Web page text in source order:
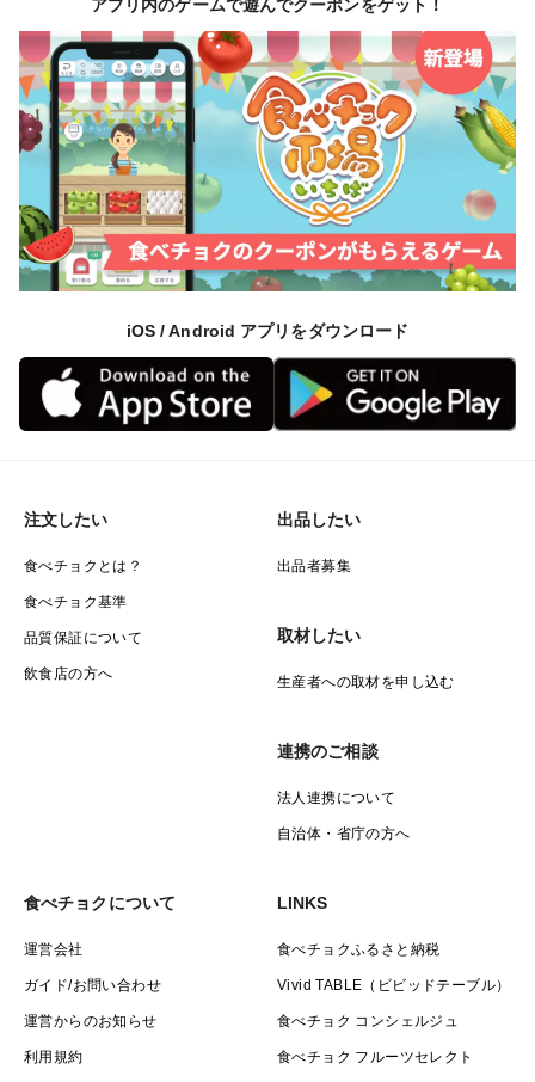
アプリ内のゲームで遊んでクーポンをゲット！
iOS / Android アプリをダウンロード
注文したい
食べチョクとは？
食べチョク基準
品質保証について
飲食店の方へ
出品したい
出品者募集
取材したい
生産者への取材を申し込む
連携のご相談
法人連携について
自治体・省庁の方へ
食べチョクについて
運営会社
ガイド/お問い合わせ
運営からのお知らせ
利用規約
LINKS
食べチョクふるさと納税
Vivid TABLE（ビビッドテーブル）
食べチョク コンシェルジュ
食べチョク フルーツセレクト